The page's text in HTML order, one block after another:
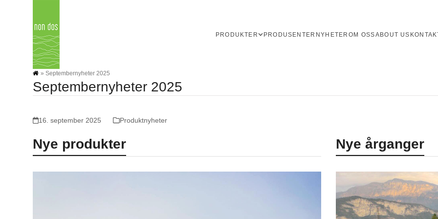
PRODUKTER PRODUSENTER NYHETER OM OSSABOUT US
»Septembernyheter 2025
Septembernyheter 2025
16. september 2025 Produktnyheter
Nye produkter Nye årganger